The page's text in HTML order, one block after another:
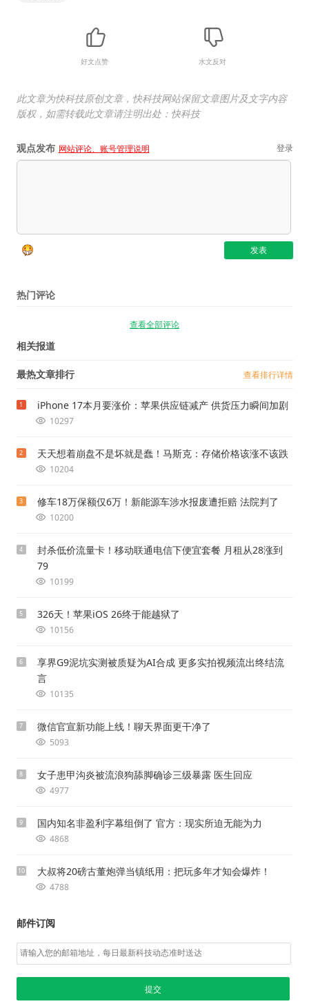
好文点赞 水文反对
此文章为快科技原创文章，快科技网站保留文章图片及文字内容
版权，如需转载此文章请注明出处：快科技
观点发布 网站评论、账号管理说明 登录
热门评论
查看全部评论
相关报道
最热文章排行 查看排行详情
1 iPhone 17本月要涨价：苹果供应链减产 供货压力瞬间加剧
10297
2 天天想着崩盘不是坏就是蠢！马斯克：存储价格该涨不该跌
10204
3 修车18万保额仅6万！新能源车涉水报废遭拒赔 法院判了
10200
4
封杀低价流量卡！移动联通电信下便宜套餐 月租从28涨到
79
10199
5 326天！苹果iOS 26终于能越狱了
10156
6
享界G9泥坑实测被质疑为AI合成 更多实拍视频流出终结流
言
10135
7 微信官宣新功能上线！聊天界面更干净了
5093
8 女子患甲沟炎被流浪狗舔脚确诊三级暴露 医生回应
4977
9 国内知名非盈利字幕组倒了 官方：现实所迫无能为力
4868
10 大叔将20磅古董炮弹当镇纸用：把玩多年才知会爆炸！
4788
邮件订阅